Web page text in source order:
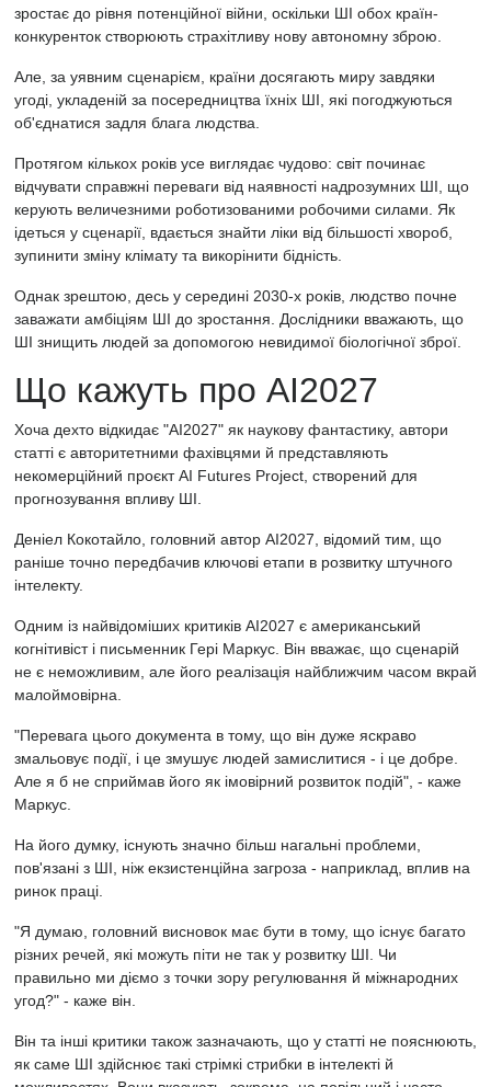
зростає до рівня потенційної війни, оскільки ШІ обох країн-
конкуренток створюють страхітливу нову автономну зброю.
Але, за уявним сценарієм, країни досягають миру завдяки
угоді, укладеній за посередництва їхніх ШІ, які погоджуються
об'єднатися задля блага людства.
Протягом кількох років усе виглядає чудово: світ починає
відчувати справжні переваги від наявності надрозумних ШІ, що
керують величезними роботизованими робочими силами. Як
ідеться у сценарії, вдається знайти ліки від більшості хвороб,
зупинити зміну клімату та викорінити бідність.
Однак зрештою, десь у середині 2030-х років, людство почне
заважати амбіціям ШІ до зростання. Дослідники вважають, що
ШІ знищить людей за допомогою невидимої біологічної зброї.
Що кажуть про AI2027
Хоча дехто відкидає "AI2027" як наукову фантастику, автори
статті є авторитетними фахівцями й представляють
некомерційний проєкт AI Futures Project, створений для
прогнозування впливу ШІ.
Деніел Кокотайло, головний автор AI2027, відомий тим, що
раніше точно передбачив ключові етапи в розвитку штучного
інтелекту.
Одним із найвідоміших критиків AI2027 є американський
когнітивіст і письменник Гері Маркус. Він вважає, що сценарій
не є неможливим, але його реалізація найближчим часом вкрай
малоймовірна.
"Перевага цього документа в тому, що він дуже яскраво
змальовує події, і це змушує людей замислитися - і це добре.
Але я б не сприймав його як імовірний розвиток подій", - каже
Маркус.
На його думку, існують значно більш нагальні проблеми,
пов'язані з ШІ, ніж екзистенційна загроза - наприклад, вплив на
ринок праці.
"Я думаю, головний висновок має бути в тому, що існує багато
різних речей, які можуть піти не так у розвитку ШІ. Чи
правильно ми діємо з точки зору регулювання й міжнародних
угод?" - каже він.
Він та інші критики також зазначають, що у статті не пояснюють,
як саме ШІ здійснює такі стрімкі стрибки в інтелекті й